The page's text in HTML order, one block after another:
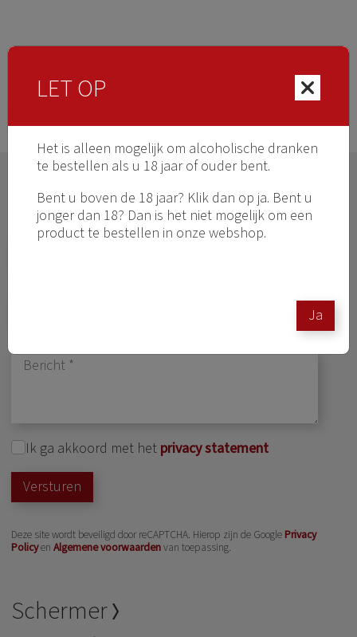
LET OP
Het is alleen mogelijk om alcoholische dranken
te bestellen als u 18 jaar of ouder bent.
Bent u boven de 18 jaar? Klik dan op ja. Bent u
jonger dan 18? Dan is het niet mogelijk om een
product te bestellen in onze webshop.
Ja
Contact
Ik ga akkoord met het privacy statement
Versturen
Deze site wordt beveiligd door reCAPTCHA. Hierop zijn de Google Privacy
Policyen Algemene voorwaardenvan toepassing.
Schermer